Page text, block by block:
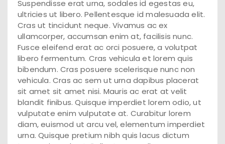
Suspendisse erat urna, sodales id egestas eu,
ultricies ut libero. Pellentesque id malesuada elit.
Cras ut tincidunt neque. Vivamus ac ex
ullamcorper, accumsan enim at, facilisis nunc.
Fusce eleifend erat ac orci posuere, a volutpat
libero fermentum. Cras vehicula et lorem quis
bibendum. Cras posuere scelerisque nunc non
vehicula. Cras ac sem ut urna dapibus placerat
sit amet sit amet nisi. Mauris ac erat at velit
blandit finibus. Quisque imperdiet lorem odio, ut
vulputate enim vulputate at. Curabitur lorem
diam, euismod ut arcu vel, elementum imperdiet
urna. Quisque pretium nibh quis lacus dictum